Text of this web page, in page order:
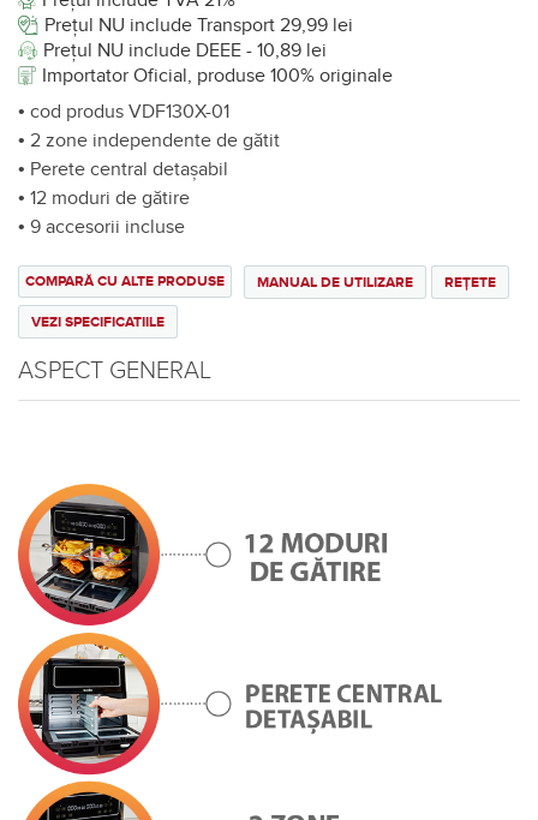
Prețul NU include Transport 29,99 lei
Prețul NU include DEEE - 10,89 lei
Importator Oficial, produse 100% originale
• cod produs VDF130X-01
• 2 zone independente de gătit
• Perete central detașabil
• 12 moduri de gătire
• 9 accesorii incluse
MANUAL DE UTILIZARE REȚETE
COMPARĂ CU ALTE PRODUSE
VEZI SPECIFICATIILE
ASPECT GENERAL